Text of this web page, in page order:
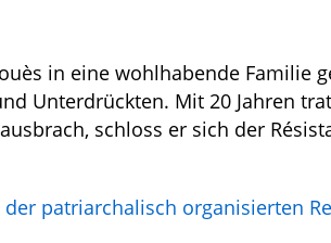
in eine wohlhabende Familie
Unterdrückten. Mit 20 Jahren
schloss er sich der
patriarchalisch organisierten